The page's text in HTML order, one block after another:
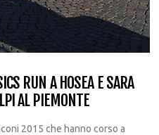
RUN A HOSEA E SARA
AL PIEMONTE
2015 che hanno corso a